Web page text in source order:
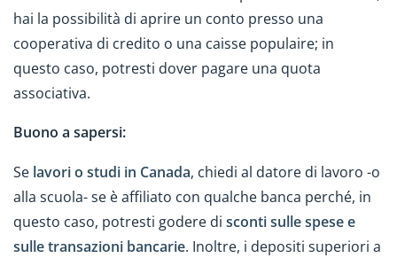
hai la possibilità di aprire un conto presso una
cooperativa di credito o una caisse populaire; in
questo caso, potresti dover pagare una quota
associativa.
Buono a sapersi:
Se lavori o studi in Canada, chiedi al datore di lavoro -o
alla scuola- se è affiliato con qualche banca perché, in
questo caso, potresti godere di sconti sulle spese e
sulle transazioni bancarie. Inoltre, i depositi superiori a